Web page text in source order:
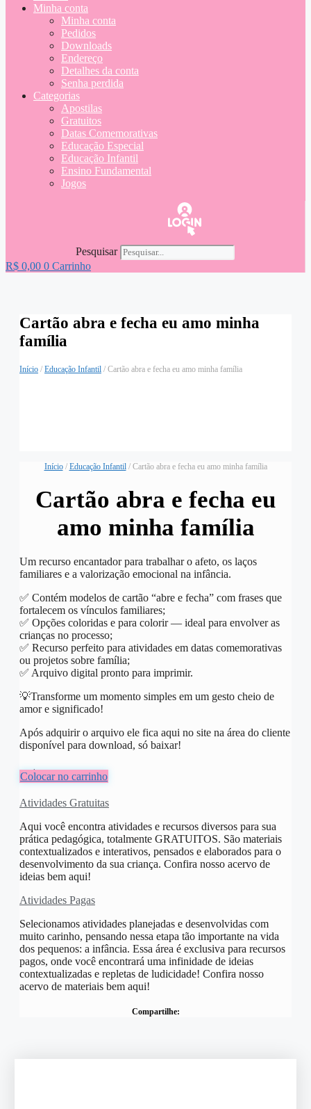
Minha conta
Minha conta
Pedidos
Downloads
Endereço
Detalhes da conta
Senha perdida
Categorias
Apostilas
Gratuitos
Datas Comemorativas
Educação Especial
Educação Infantil
Ensino Fundamental
Jogos
Pesquisar
R$ 0,00 0 Carrinho
Cartão abra e fecha eu amo minha
família
Início / Educação Infantil / Cartão abra e fecha eu amo minha família
Início/ Educação Infantil/ Cartão abra e fecha eu amo minha família
Cartão abra e fecha eu
amo minha família
Um recurso encantador para trabalhar o afeto, os laços
familiares e a valorização emocional na infância.
✅ Contém modelos de cartão “abre e fecha” com frases que
fortalecem os vínculos familiares;
✅ Opções coloridas e para colorir — ideal para envolver as
crianças no processo;
✅ Recurso perfeito para atividades em datas comemorativas
ou projetos sobre família;
✅ Arquivo digital pronto para imprimir.
💡Transforme um momento simples em um gesto cheio de
amor e significado!
Após adquirir o arquivo ele fica aqui no site na área do cliente
disponível para download, só baixar!
R$6,00
Colocar no carrinho
Atividades Gratuitas
Aqui você encontra atividades e recursos diversos para sua
prática pedagógica, totalmente GRATUITOS. São materiais
contextualizados e interativos, pensados e elaborados para o
desenvolvimento da sua criança. Confira nosso acervo de
ideias bem aqui!
Atividades Pagas
Selecionamos atividades planejadas e desenvolvidas com
muito carinho, pensando nessa etapa tão importante na vida
dos pequenos: a infância. Essa área é exclusiva para recursos
pagos, onde você encontrará uma infinidade de ideias
contextualizadas e repletas de ludicidade! Confira nosso
acervo de materiais bem aqui!
Compartilhe: